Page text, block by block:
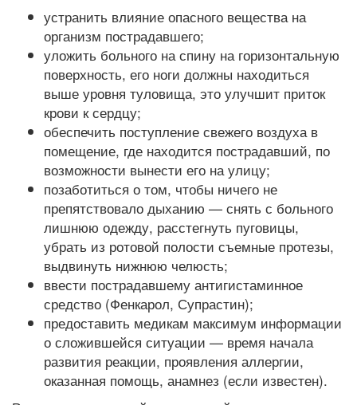
устранить влияние опасного вещества на
организм пострадавшего;
уложить больного на спину на горизонтальную
поверхность, его ноги должны находиться
выше уровня туловища, это улучшит приток
крови к сердцу;
обеспечить поступление свежего воздуха в
помещение, где находится пострадавший, по
возможности вынести его на улицу;
позаботиться о том, чтобы ничего не
препятствовало дыханию — снять с больного
лишнюю одежду, расстегнуть пуговицы,
убрать из ротовой полости съемные протезы,
выдвинуть нижнюю челюсть;
ввести пострадавшему антигистаминное
средство (Фенкарол, Супрастин);
предоставить медикам максимум информации
о сложившейся ситуации — время начала
развития реакции, проявления аллергии,
оказанная помощь, анамнез (если известен).